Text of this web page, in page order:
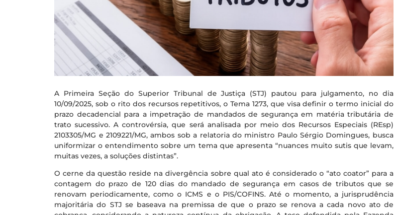
A Primeira Seção do Superior Tribunal de Justiça (STJ) pautou para julgamento, no dia
10/09/2025, sob o rito dos recursos repetitivos, o Tema 1273, que visa definir o termo inicial do
prazo decadencial para a impetração de mandados de segurança em matéria tributária de
trato sucessivo. A controvérsia, que será analisada por meio dos Recursos Especiais (REsp)
2103305/MG e 2109221/MG, ambos sob a relatoria do ministro Paulo Sérgio Domingues, busca
uniformizar o entendimento sobre um tema que apresenta “nuances muito sutis que levam,
muitas vezes, a soluções distintas”.
O cerne da questão reside na divergência sobre qual ato é considerado o “ato coator” para a
contagem do prazo de 120 dias do mandado de segurança em casos de tributos que se
renovam periodicamente, como o ICMS e o PIS/COFINS. Até o momento, a jurisprudência
majoritária do STJ se baseava na premissa de que o prazo se renova a cada novo ato de